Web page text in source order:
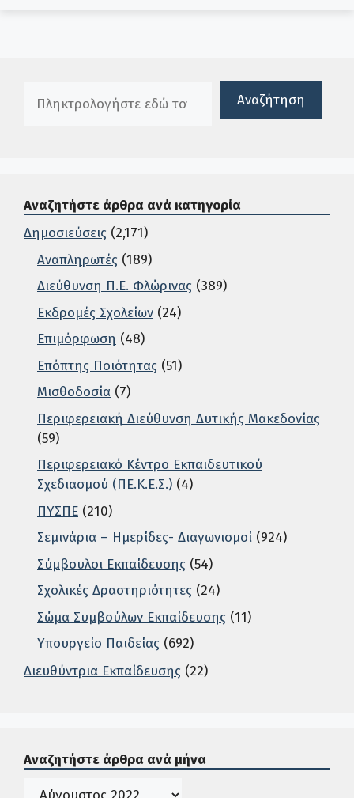
Αναζήτηση
Αναζητήστε άρθρα ανά κατηγορία
Δημοσιεύσεις (2,171)
Αναπληρωτές (189)
Διεύθυνση Π.Ε. Φλώρινας (389)
Εκδρομές Σχολείων (24)
Επιμόρφωση (48)
Επόπτης Ποιότητας (51)
Μισθοδοσία (7)
Περιφερειακή Διεύθυνση Δυτικής Μακεδονίας
(59)
Περιφερειακό Κέντρο Εκπαιδευτικού
Σχεδιασμού (ΠΕ.Κ.Ε.Σ.) (4)
ΠΥΣΠΕ (210)
Σεμινάρια – Ημερίδες- Διαγωνισμοί (924)
Σύμβουλοι Εκπαίδευσης (54)
Σχολικές Δραστηριότητες (24)
Σώμα Συμβούλων Εκπαίδευσης (11)
Υπουργείο Παιδείας (692)
Διευθύντρια Εκπαίδευσης (22)
Αναζητήστε άρθρα ανά μήνα
Ιστορικό